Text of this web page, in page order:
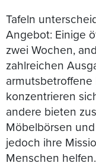
Tafeln
Angebot: Einige
zwei Wochen,
zahlreichen
konzentrieren
andere bieten
Möbelbörsen
jedoch ihre
Menschen helfen.